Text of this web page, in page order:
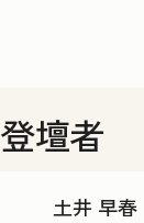
登壇者
土井 早春